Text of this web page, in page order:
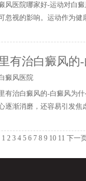
风医院哪家好-运动对白
忽视的影响。运动作为
有治白癜风的
癜风医院
有治白癜风的-白癜风为
逐渐消磨，还容易引发
1 2 3 4 5 6 7 8 9 10 11 下一